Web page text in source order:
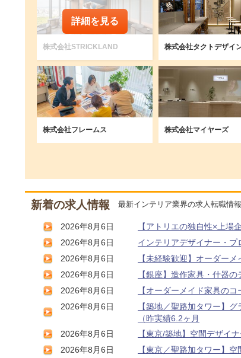
株式会社STRICKLAND
詳細を見る
株式会社タクトデザイ
株式会社フレームス 株式会社マイヤーズ
新着の求人情報 最新インテリア業界の求人転職情
2026年8月6日
【アトリエの独自性×上場
2026年8月6日
インテリアデザイナー・プ
2026年8月6日
【未経験歓迎】オーダー
2026年8月6日
【銀座】造作家具・什器
2026年8月6日
【オーダーメイド家具の
2026年8月6日
【築地／聖路加タワー】
（昨実績6.2ヶ月
2026年8月6日
【東京/築地】空間デザ
2026年8月6日
【東京／聖路加タワー】